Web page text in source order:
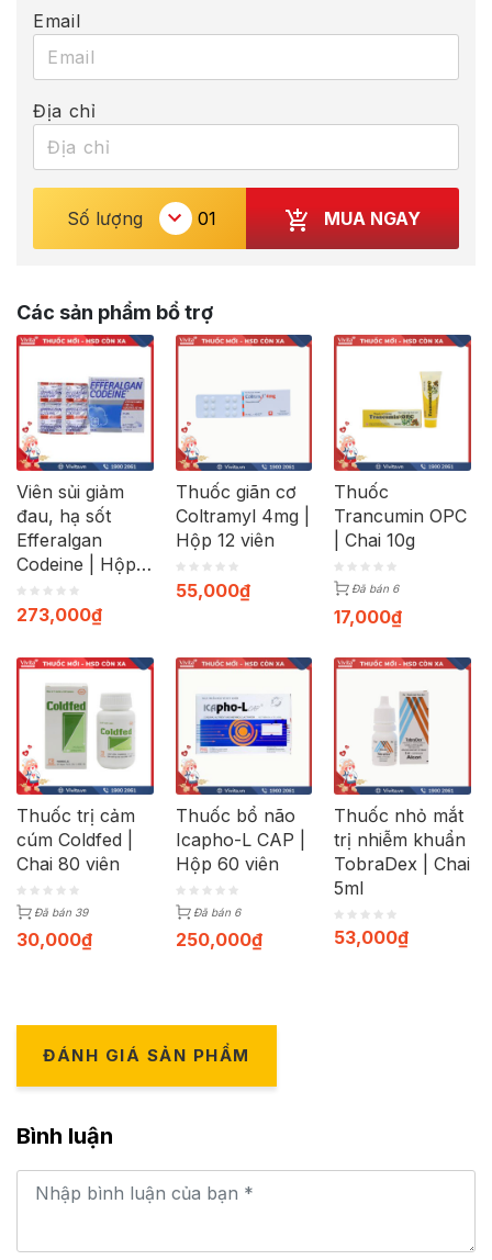
Email
Địa chỉ
Số lượng MUA NGAY
Các sản phẩm bổ trợ
Viên sủi giảm
đau, hạ sốt
Efferalgan
Codeine | Hộp
40 viên
273,000₫
Thuốc giãn cơ
Coltramyl 4mg |
Hộp 12 viên
55,000₫
Thuốc
Trancumin OPC
| Chai 10g
Đã bán 6
17,000₫
Thuốc trị cảm
cúm Coldfed |
Chai 80 viên
Đã bán 39
30,000₫
Thuốc bổ não
Icapho-L CAP |
Hộp 60 viên
Đã bán 6
250,000₫
Thuốc nhỏ mắt
trị nhiễm khuẩn
TobraDex | Chai
5ml
53,000₫
ĐÁNH GIÁ SẢN PHẨM
Bình luận